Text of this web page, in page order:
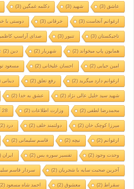
عاشق (3) شهید (3) دکلمه غمگین (3)
ارغوانم آنجاست(3) خرقانی(3) دوستی با
تاجیکستان(3) تنبور (3) صدای آراسپ
همایون پاپ میخواند (2) شهریار (2) دین (2)
امین حیایی(2) احسان علیخانی(2) مسعود
ارغوانم دارد میگرید (2) رفع تعلق (2) دینانی
شهید سید خلیل عالی نژاد (2) عشق به خدا (2)
محمدرضا لطفی(2) وزارت اطلاعات(2) 28 آذر
میرزا کوچک خان(2) دولتمند خلف(2) درد (2)
ارغوانم (2) نیچه(2) قاسم سلیمانی(2)
وحدت وجود (2) تفسیر سوره یس (2) ایران(2)
آخرین صحبت سایه با شجریان(2) سردار قاسم
سقراط (2) معشوق(2) احمد شاه مسعود (2)